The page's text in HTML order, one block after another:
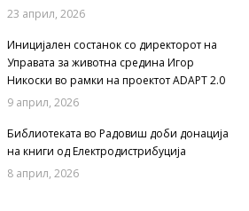
23 април, 2026
Иницијален состанок со директорот на
Управата за животна средина Игор
Никоски во рамки на проектот ADAPT 2.0
9 април, 2026
Библиотеката во Радовиш доби донација
на книги од Електродистрибуција
8 април, 2026